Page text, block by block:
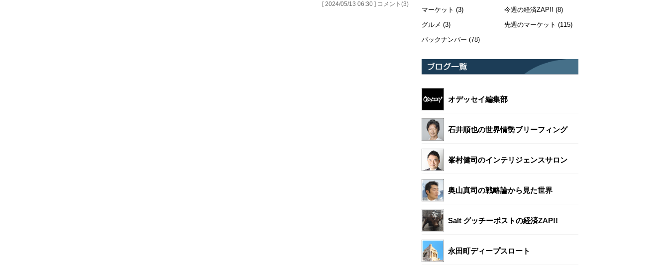
[ 2024/05/13 06:30 ] コメント(3)
マーケット (3)
グルメ (3)
バックナンバー (78)
今週の経済ZAP!! (8)
先週のマーケット (115)
オデッセイ編集部
石井順也の世界情勢ブリーフィング
峯村健司のインテリジェンスサロン
奥山真司の戦略論から見た世界
Salt グッチーポストの経済ZAP!!
永田町ディープスロート